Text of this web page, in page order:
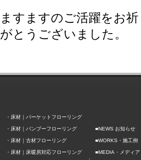
すますのご活躍をお
とうございました。
・ 床材｜パーケットフローリング
・ 床材｜バンブーフローリング ■NEWS お知らせ
・ 床材｜古材フローリング ■WORKS・施工例
・ 床材｜床暖房対応フローリング ■MEDIA・メディア